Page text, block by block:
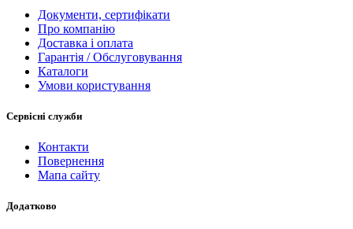
Документи, сертифікати
Про компанію
Доставка і оплата
Гарантія / Обслуговування
Каталоги
Умови користування
Сервісні служби
Контакти
Повернення
Мапа сайту
Додатково